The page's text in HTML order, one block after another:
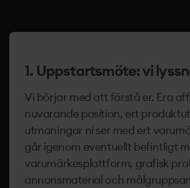
1. Uppstartsmöte: vi
Vi börjar med att förstå er. Era
nuvarande position, ert
utmaningar ni ser med ert
går igenom eventuellt befintligt
varumärkesplattform, grafisk
annonsmaterial och